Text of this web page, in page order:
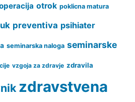
otrok poklicna matura
preventiva psihiater
seminarska naloga seminarske
vzgoja za zdravje zdravila
zdravstvena